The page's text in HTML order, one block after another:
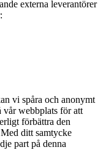
externa leverantörer
vi spåra och anonymt
vår webbplats för att
förbättra den
ditt samtycke
part på denna